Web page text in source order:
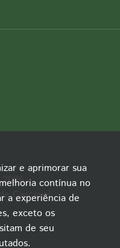
Cascavel
e aprimorar sua
contínua no
a experiência de
exceto os
de seu